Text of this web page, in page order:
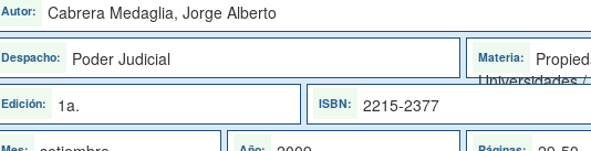
Cabrera Medaglia, Jorge Alberto
Poder Judicial
Universidades
1a.
2215-2377